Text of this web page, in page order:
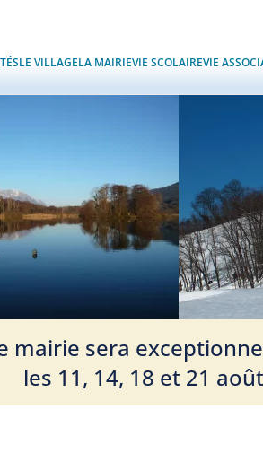
LE VILLAGELA MAIRIEVIE SCOLAIREVIE
mairie sera
les 11, 14, 18 et 21